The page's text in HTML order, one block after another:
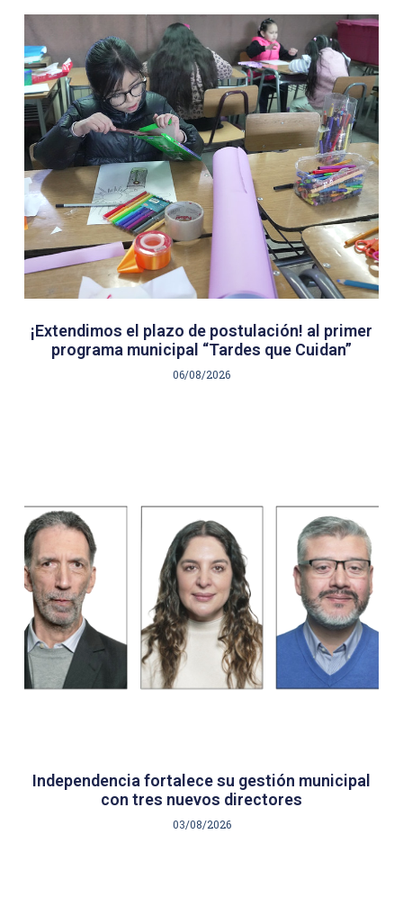
¡Extendimos el plazo de postulación! al primer
programa municipal “Tardes que Cuidan”
06/08/2026
Independencia fortalece su gestión municipal
con tres nuevos directores
03/08/2026